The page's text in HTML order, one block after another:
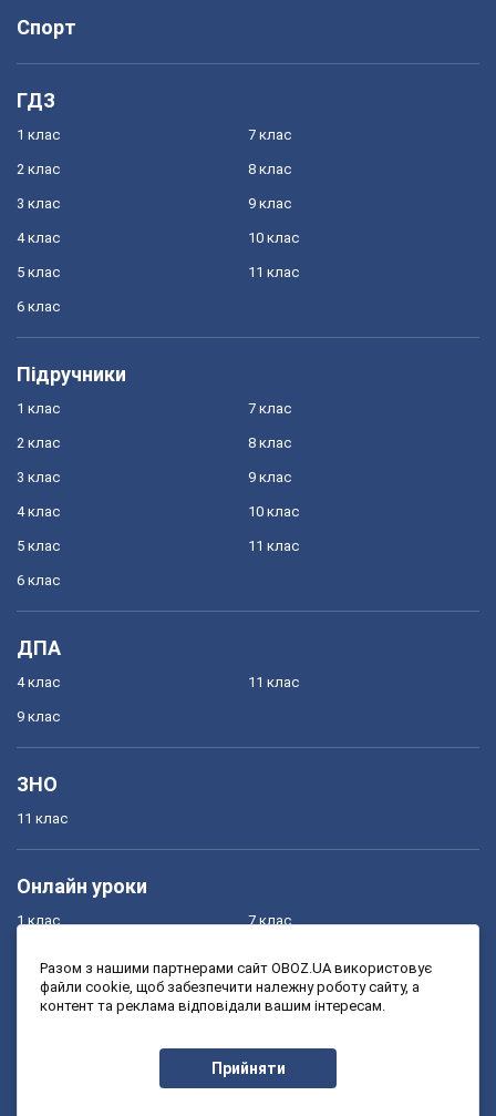
Спорт
ГДЗ
1 клас
2 клас
3 клас
4 клас
5 клас
6 клас
7 клас
8 клас
9 клас
10 клас
11 клас
Підручники
1 клас
2 клас
3 клас
4 клас
5 клас
6 клас
7 клас
8 клас
9 клас
10 клас
11 клас
ДПА
4 клас
9 клас
11 клас
ЗНО
11 клас
Онлайн уроки
1 клас
3 клас
7 клас
9 клас
Разом з нашими партнерами сайт OBOZ.UA використовує
файли cookie, щоб забезпечити належну роботу сайту, а
контент та реклама відповідали вашим інтересам.
Прийняти